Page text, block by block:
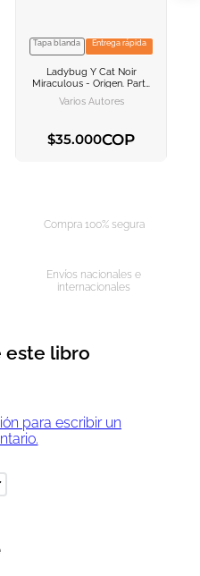
VER INFORMACION
AGREGAR AL
Tapa blanda Entrega rápida
Ladybug Y Cat Noir
Miraculous - Origen. Parte
1
Varios Autores
$35.000COP
Compra 100% segura
Envíos nacionales e
internacionales
este libro
para escribir un